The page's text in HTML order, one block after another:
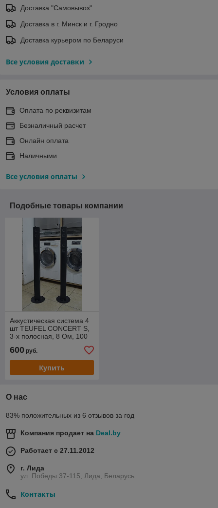
Доставка "Самовывоз"
Доставка в г. Минск и г. Гродно
Доставка курьером по Беларуси
Все условия доставки
Условия оплаты
Оплата по реквизитам
Безналичный расчет
Онлайн оплата
Наличными
Все условия оплаты
Подобные товары компании
Аккустическая система 4
шт TEUFEL CONCERT S,
3-х полосная, 8 Ом, 100
600 руб.
Купить
О нас
83% положительных из 6 отзывов за год
Компания продает на Deal.by
Работает с 27.11.2012
г. Лида
ул. Победы 37-115, Лида, Беларусь
Контакты